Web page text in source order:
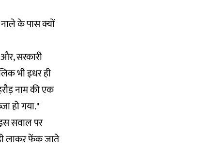
के पास क्यों
और, सरकारी
भी इधर ही
नाम की एक
हो गया."
सवाल पर
लाकर फेंक जाते